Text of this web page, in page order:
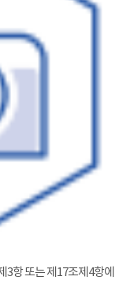
항 또는 제17조제4항에